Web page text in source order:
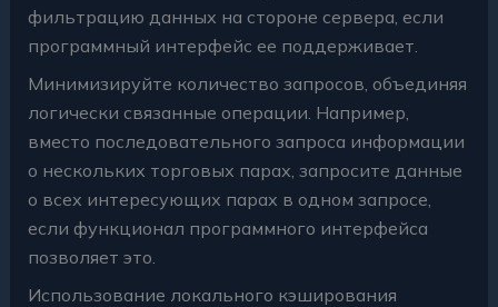
фильтрацию данных на стороне сервера, если
программный интерфейс ее поддерживает.
Минимизируйте количество запросов, объединяя
логически связанные операции. Например,
вместо последовательного запроса информации
о нескольких торговых парах, запросите данные
о всех интересующих парах в одном запросе,
если функционал программного интерфейса
позволяет это.
Использование локального кэширования